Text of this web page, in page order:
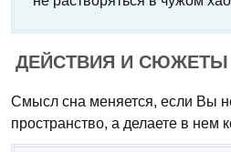
ДЕЙСТВИЯ И СЮЖЕТЫ
Смысл сна меняется, если Вы
пространство, а делаете в нем